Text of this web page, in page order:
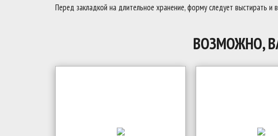
Перед закладкой на длительное хранение, форму следует выстирать и
ВОЗМОЖНО,